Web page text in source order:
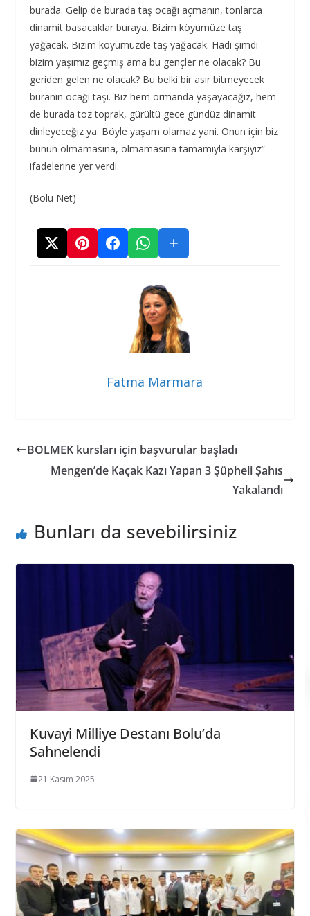
burada. Gelip de burada taş ocağı açmanın, tonlarca
dinamit basacaklar buraya. Bizim köyümüze taş
yağacak. Bizim köyümüzde taş yağacak. Hadi şimdi
bizim yaşımız geçmiş ama bu gençler ne olacak? Bu
geriden gelen ne olacak? Bu belki bir asır bitmeyecek
buranın ocağı taşı. Biz hem ormanda yaşayacağız, hem
de burada toz toprak, gürültü gece gündüz dinamit
dinleyeceğiz ya. Böyle yaşam olamaz yani. Onun için biz
bunun olmamasına, olmamasına tamamıyla karşıyız”
ifadelerine yer verdi.
(Bolu Net)
Fatma Marmara
BOLMEK kursları için başvurular başladı
Mengen’de Kaçak Kazı Yapan 3 Şüpheli Şahıs
Yakalandı
Bunları da sevebilirsiniz
Kuvayi Milliye Destanı Bolu’da
Sahnelendi
21 Kasım 2025